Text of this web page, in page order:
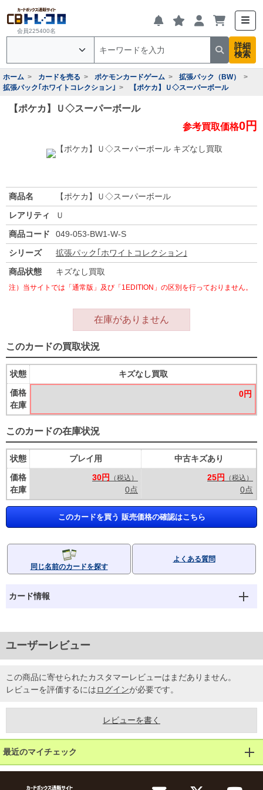
会員225400名
詳細
検索
ホーム カードを売る ポケモンカードゲーム
拡張パック（BW）
拡張パック｢ホワイトコレクション｣
【ポケカ】Ｕ◇スーパーボール
【ポケカ】Ｕ◇スーパーボール
参考買取価格0円
商品名
【ポケカ】Ｕ◇スーパーボール
レアリティ
Ｕ
商品コード
049-053-BW1-W-S
シリーズ
拡張パック｢ホワイトコレクション｣
商品状態
キズなし買取
注）当サイトでは「通常版」及び「1EDITION」の区別を行っておりません。
在庫がありません
このカードの買取状況
状態
価格
在庫
キズなし買取
0円
このカードの在庫状況
状態
価格
在庫
プレイ用
30円
（税込）
0点
中古キズあり
25円
（税込）
0点
このカードを買う 販売価格の確認はこちら
同じ名前のカードを探す
よくある質問
カード情報
ユーザーレビュー
この商品に寄せられたカスタマーレビューはまだありません。
レビューを評価するにはログインが必要です。
レビューを書く
最近のマイチェック